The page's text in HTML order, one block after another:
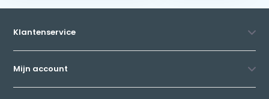
Klantenservice
Mijn account